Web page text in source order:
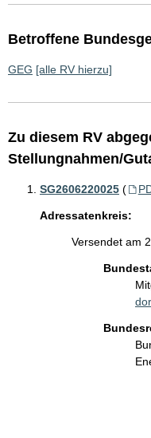
Betroffene
GEG [alle RV hierzu]
Zu diesem RV
Stellungnahmen/
SG2606220025 (
Adressatenkreis:
Versendet am